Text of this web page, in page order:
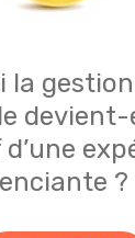
la gestion
devient-
?